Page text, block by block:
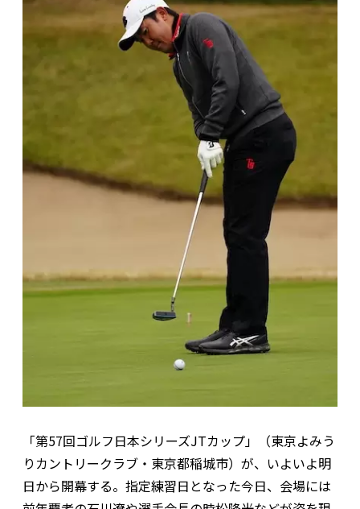
「第57回ゴルフ日本シリーズJTカップ」（東京よみう
りカントリークラブ・東京都稲城市）が、いよいよ明
日から開幕する。指定練習日となった今日、会場には